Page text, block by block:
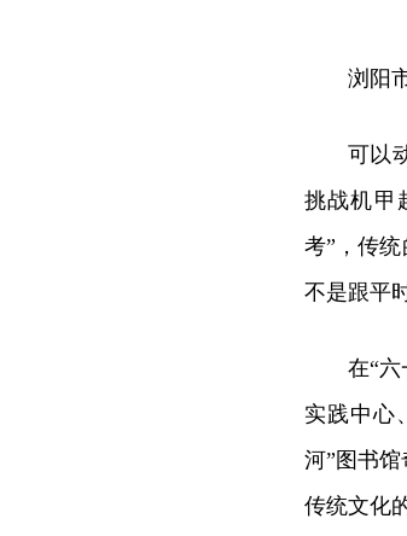
浏阳
可以
挑战机甲
考”，传
不是跟平
在“
实践中心
河”图书
传统文化